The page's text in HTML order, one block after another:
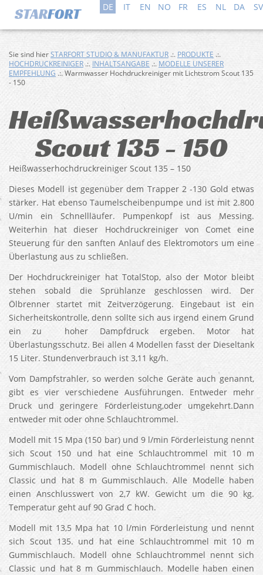
DE IT EN NO FR ES NL DA SV
Sie sind hierSTARFORT STUDIO & MANUFAKTUR .:. PRODUKTE .:.
HOCHDRUCKREINIGER .:. INHALTSANGABE .:. MODELLE UNSERER
EMPFEHLUNG .:. Warmwasser Hochdruckreiniger mit Lichtstrom Scout 135
- 150
Scout 135 - 150
Heißwasserhochdruckreiniger Scout 135 – 150
Dieses Modell ist gegenüber dem Trapper 2 -130 Gold etwas
stärker. Hat ebenso Taumelscheibenpumpe und ist mit 2.800
U/min ein Schnellläufer. Pumpenkopf ist aus Messing.
Weiterhin hat dieser Hochdruckreiniger von Comet eine
Steuerung für den sanften Anlauf des Elektromotors um eine
Überlastung aus zu schließen.
Der Hochdruckreiniger hat TotalStop, also der Motor bleibt
stehen sobald die Sprühlanze geschlossen wird. Der
Ölbrenner startet mit Zeitverzögerung. Eingebaut ist ein
Sicherheitskontrolle, denn sollte sich aus irgend einem Grund
ein zu hoher Dampfdruck ergeben. Motor hat
Überlastungsschutz. Bei allen 4 Modellen fasst der Dieseltank
15 Liter. Stundenverbrauch ist 3,11 kg/h.
Vom Dampfstrahler, so werden solche Geräte auch genannt,
gibt es vier verschiedene Ausführungen. Entweder mehr
Druck und geringere Förderleistung,oder umgekehrt.Dann
entweder mit oder ohne Schlauchtrommel.
Modell mit 15 Mpa (150 bar) und 9 l/min Förderleistung nennt
sich Scout 150 und hat eine Schlauchtrommel mit 10 m
Gummischlauch. Modell ohne Schlauchtrommel nennt sich
Classic und hat 8 m Gummischlauch. Alle Modelle haben
einen Anschlusswert von 2,7 kW. Gewicht um die 90 kg.
Temperatur geht auf 90 Grad C hoch.
Modell mit 13,5 Mpa hat 10 l/min Förderleistung und nennt
sich Scout 135. und hat eine Schlauchtrommel mit 10 m
Gummischlauch. Modell ohne Schlauchtrommel nennt sich
Classic und hat 8 m Gummischlauch. Modelle haben einen